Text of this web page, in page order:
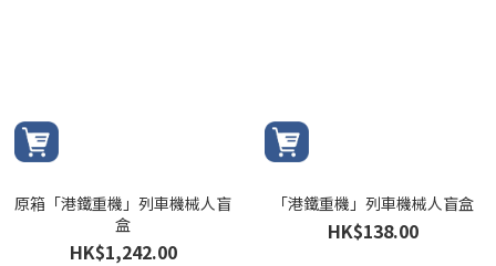
原箱「港鐵重機」列車機械人盲
盒
HK$1,242.00
「港鐵重機」列車機械人盲盒
HK$138.00